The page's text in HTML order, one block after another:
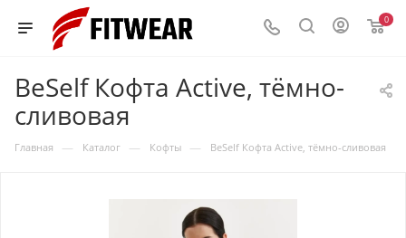
0
BeSelf Кофта Active, тёмно-
сливовая
Главная — Каталог — Кофты — BeSelf Кофта Active, тёмно-сливовая